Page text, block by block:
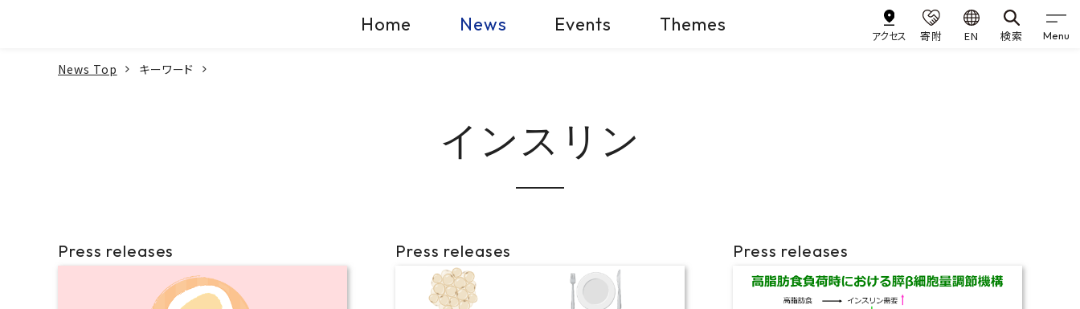
Home News Events Themes
アクセス 寄附 EN 検索 Menu
News Top キーワード
インスリン
Press releases Press releases Press releases